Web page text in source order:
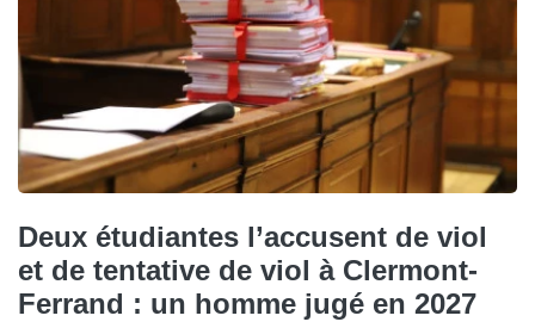
Deux étudiantes l’accusent de viol
et de tentative de viol à Clermont-
Ferrand : un homme jugé en 2027